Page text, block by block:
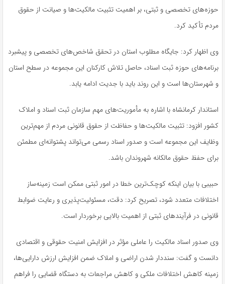
حوزه‌های تخصصی و ثبتی، بر اهمیت تثبیت مالکیت‌ها و صیانت از حقوق
مردم تأکید کرد.
وی اظهار کرد: جایگاه مطلوب استان در تحقق شاخص‌های تخصصی و پیشبرد
برنامه‌های حوزه ثبت اسناد، حاصل تلاش کارکنان این مجموعه در سطح استان
و شهرستان‌ها است و این روند باید با جدیت ادامه یابد.
استاندار کرمانشاه با اشاره به مأموریت‌های مهم سازمان ثبت اسناد و املاک
کشور افزود: تثبیت مالکیت‌ها و حفاظت از حقوق قانونی مردم از مهم‌ترین
وظایف این مجموعه است و صدور اسناد رسمی می‌تواند پشتوانه‌ای مطمئن
برای حفظ حقوق مالکانه شهروندان باشد.
حبیبی با بیان اینکه کوچک‌ترین خطا در امور ثبتی ممکن است زمینه‌ساز
اختلافات متعدد شود، تصریح کرد: دقت، مسئولیت‌پذیری و رعایت ضوابط
قانونی در فرآیندهای ثبتی از اهمیت بالایی برخوردار است.
وی صدور اسناد مالکیت را عاملی مؤثر در افزایش امنیت حقوقی و اقتصادی
دانست و گفت: سنددار شدن اراضی و املاک ضمن افزایش ارزش دارایی‌ها،
زمینه کاهش اختلافات ملکی و کاهش مراجعات به دستگاه قضایی را فراهم